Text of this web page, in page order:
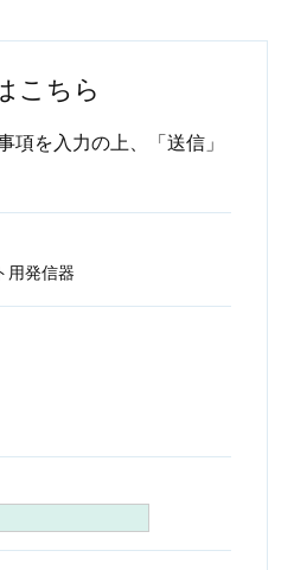
こちら
項を入力の上、「送信」
用発信器